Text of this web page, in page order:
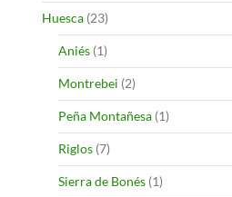
Huesca (23)
Aniés (1)
Montrebei (2)
Peña Montañesa (1)
Riglos (7)
Sierra de Bonés (1)